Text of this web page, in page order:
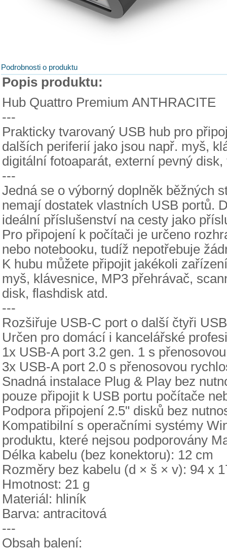
Podrobnosti o produktu
Popis produktu:
Hub Quattro Premium ANTHRACITE
---
Prakticky tvarovaný USB hub pro
dalších periferií jako jsou např. myš,
digitální fotoaparát, externí pevný
---
Jedná se o výborný doplněk běžných
nemají dostatek vlastních USB portů.
ideální příslušenství na cesty jako
Pro připojení k počítači je určeno
nebo notebooku, tudíž nepotřebuje
K hubu můžete připojit jakékoli
myš, klávesnice, MP3 přehrávač,
disk, flashdisk atd.
---
Rozšiřuje USB-C port o další čtyři
Určen pro domácí i kancelářské
1x USB-A port 3.2 gen. 1 s
3x USB-A port 2.0 s přenosovou
Snadná instalace Plug & Play bez
pouze připojit k USB portu počítače
Podpora připojení 2.5" disků bez
Kompatibilní s operačními systémy
produktu, které nejsou podporovány
Délka kabelu (bez konektoru): 12 cm
Rozměry bez kabelu (d × š × v): 94 x
Hmotnost: 21 g
Materiál: hliník
Barva: antracitová
---
Obsah balení: